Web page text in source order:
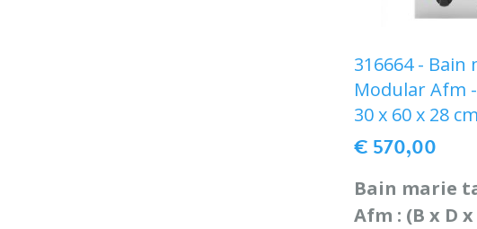
316664 - Bain
Modular Afm -
30 x 60 x 28 cm
€ 570,00
Bain marie
Afm : (B x D x